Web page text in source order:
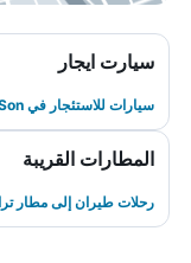
سيارت ايجار
سيارات للاستئجار في Ban Khlong Son
المطارات القريبة
رحلات طيران إلى مطار